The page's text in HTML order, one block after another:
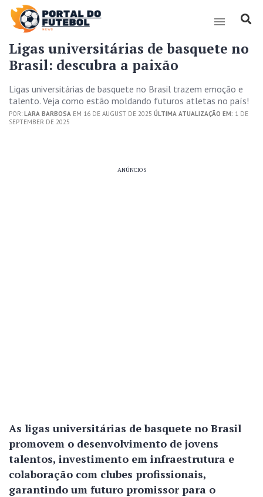
Ligas universitárias de basquete no
Brasil: descubra a paixão
Ligas universitárias de basquete no Brasil trazem emoção e
talento. Veja como estão moldando futuros atletas no país!
POR: LARA BARBOSA EM 16 DE AUGUST DE 2025 ÚLTIMA ATUALIZAÇÃO EM: 1 DE
SEPTEMBER DE 2025
ANÚNCIOS
As ligas universitárias de basquete no Brasil
promovem o desenvolvimento de jovens
talentos, investimento em infraestrutura e
colaboração com clubes profissionais,
garantindo um futuro promissor para o